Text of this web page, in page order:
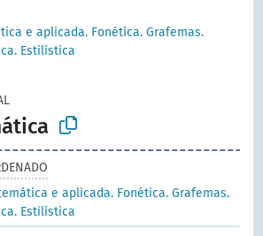
e aplicada. Fonética. Grafemas.
Estilística
e aplicada. Fonética. Grafemas.
Estilística